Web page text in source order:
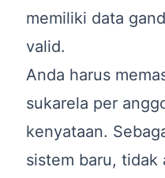
memiliki data
valid.
Anda harus
sukarela per
kenyataan.
sistem baru, tidak